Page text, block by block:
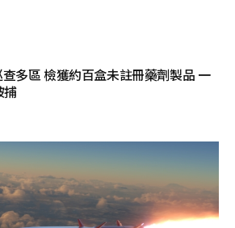
多區 檢獲約百盒未註冊藥劑製品 一
捕